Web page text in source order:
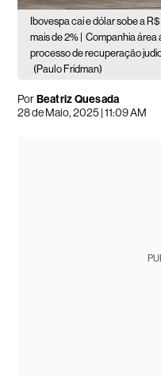
Ibovespa cai e dólar sobe a
mais de 2% |
Companhia área
processo de recuperação
(Paulo Fridman)
PorBeatriz Quesada
28 de Maio, 2025 | 11:09 AM